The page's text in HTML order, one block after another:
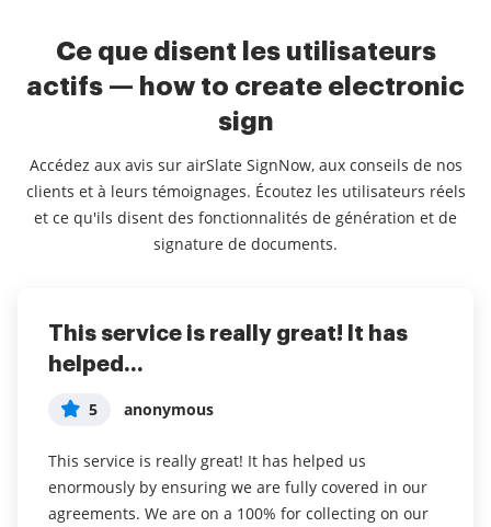
Ce que disent les utilisateurs
actifs — how to create electronic
sign
Accédez aux avis sur airSlate SignNow, aux conseils de nos
clients et à leurs témoignages. Écoutez les utilisateurs réels
et ce qu'ils disent des fonctionnalités de génération et de
signature de documents.
This service is really great! It has
helped...
5 anonymous
This service is really great! It has helped us
enormously by ensuring we are fully covered in our
agreements. We are on a 100% for collecting on our
I've been using airSlate SignNow for
years (since it...
5 Susan S
I've been using airSlate SignNow for years (since it
was CudaSign). I started using airSlate SignNow for
real estate as it was easier for my clients to use. I
Everything has been great, really
easy to incorporate...
5 Liam R
Everything has been great, really easy to incorporate
into my business. And the clients who have used
your software so far have said it is very easy to